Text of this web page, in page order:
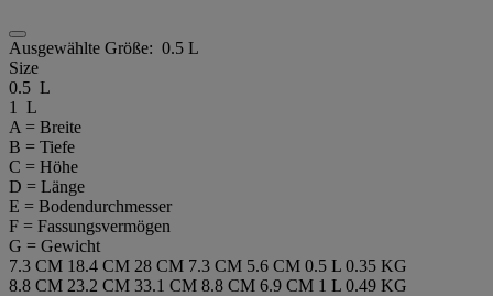
Ausgewählte Größe: 0.5 L
Size
0.5 L
1 L
A = Breite
B = Tiefe
C = Höhe
D = Länge
E = Bodendurchmesser
F = Fassungsvermögen
G = Gewicht
7.3 CM 18.4 CM 28 CM 7.3 CM 5.6 CM 0.5 L 0.35 KG
8.8 CM 23.2 CM 33.1 CM 8.8 CM 6.9 CM 1 L 0.49 KG